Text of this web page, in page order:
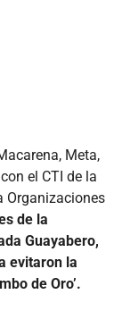
Meta,
el CTI de la
Organizaciones
de la
Guayabero,
evitaron la
de Oro’.